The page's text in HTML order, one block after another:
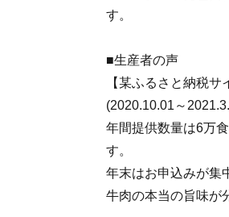
す。
■生産者の声
【某ふるさと納税
(2020.10.01～
年間提供数量は6万
す。
年末はお申込みが集
牛肉の本当の旨味が